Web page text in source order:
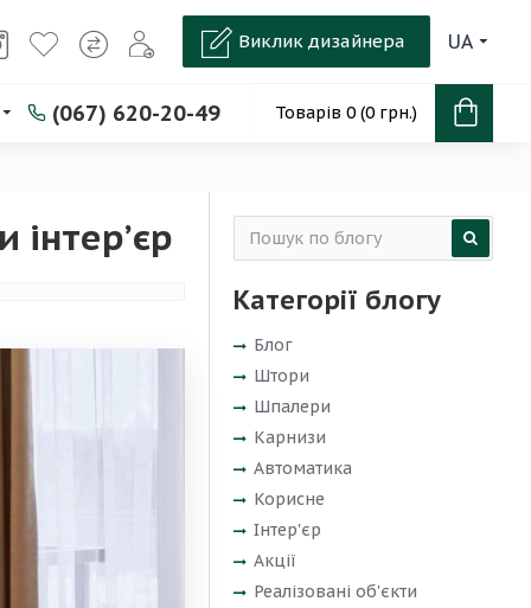
UA
Виклик дизайнера
(067) 620-20-49 Товарів 0 (0 грн.)
інтер’єр
Категорії блогу
Блог
Штори
Шпалери
Карнизи
Автоматика
Корисне
Інтер'єр
Акції
Реалізовані об'єкти